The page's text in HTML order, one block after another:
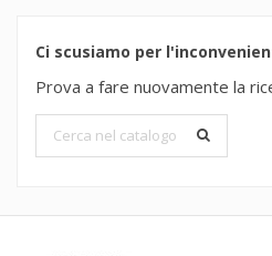
Ci scusiamo per
Prova a fare nuovamente la